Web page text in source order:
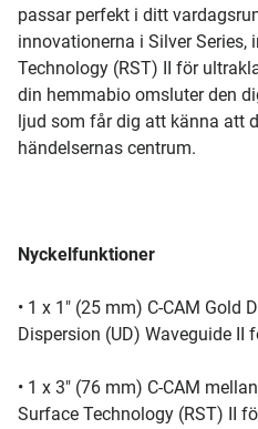
passar perfekt i ditt
innovationerna i Silver Series,
Technology (RST) II för
din hemmabio omsluter den
ljud som får dig att känna att
händelsernas centrum.
Nyckelfunktioner
• 1 x 1" (25 mm) C-CAM Gold
Dispersion (UD) Waveguide II
• 1 x 3" (76 mm) C-CAM
Surface Technology (RST) II